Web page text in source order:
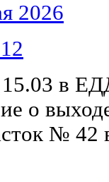
2026
в
о
№ 42